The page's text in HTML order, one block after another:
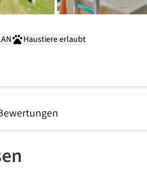
Haustiere erlaubt